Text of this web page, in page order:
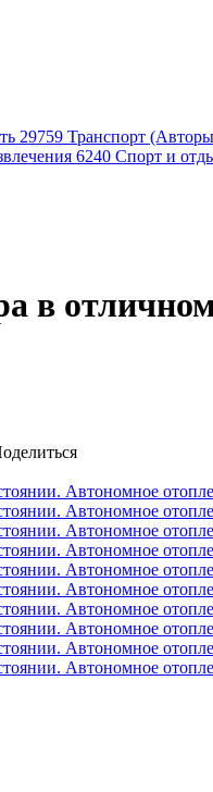
29759 Транспорт
6240 Спорт и
в